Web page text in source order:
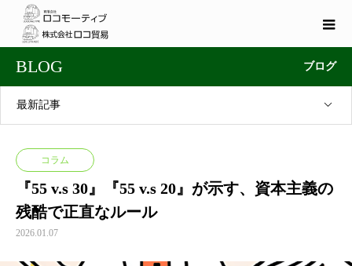
BLOG ブログ
最新記事
コラム
『55 v.s 30』『55 v.s 20』が示す、資本主義の
残酷で正直なルール
2026.01.07